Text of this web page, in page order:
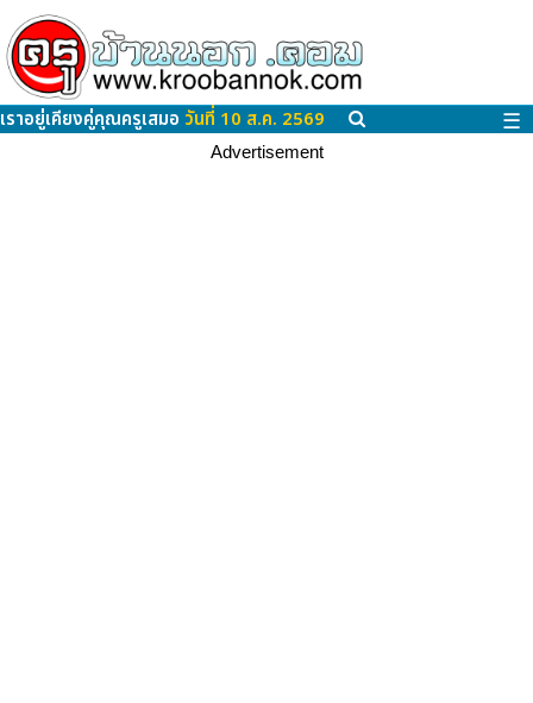
เราอยู่เคียงคู่คุณครูเสมอ วันที่ 10 ส.ค. 2569 ☰
Advertisement